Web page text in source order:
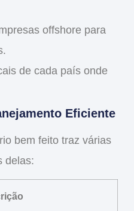
offshore para
de cada país onde
Eficiente
bem feito traz várias
delas: